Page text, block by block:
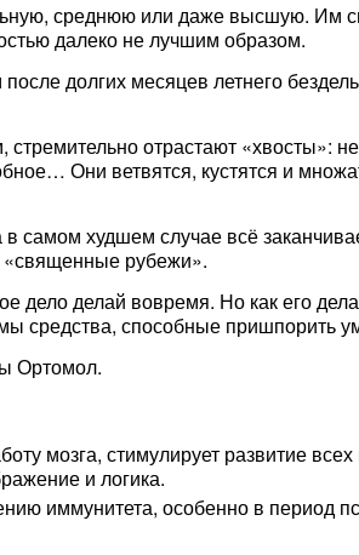
среднюю или даже высшую. Им
далеко не лучшим образом.
долгих месяцев летнего
отрастают
Они ветвятся, кустятся и
самом худшем случае всё
рубежи».
делай вовремя. Но как его
средства, способные пришпорить
Ортомол.
мозга, стимулирует развитие
и логика.
иммунитета, особенно в период